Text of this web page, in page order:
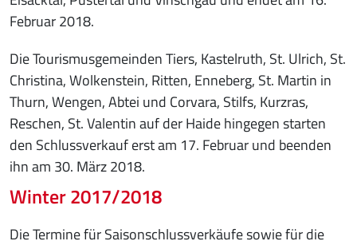
Februar 2018.
Die Tourismusgemeinden Tiers, Kastelruth, St. Ulrich, St.
Christina, Wolkenstein, Ritten, Enneberg, St. Martin in
Thurn, Wengen, Abtei und Corvara, Stilfs, Kurzras,
Reschen, St. Valentin auf der Haide hingegen starten
den Schlussverkauf erst am 17. Februar und beenden
ihn am 30. März 2018.
Winter 2017/2018
Die Termine für Saisonschlussverkäufe sowie für die